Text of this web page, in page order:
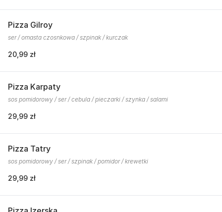
Pizza Gilroy
ser / omasta czosnkowa / szpinak / kurczak
20,99 zł
Pizza Karpaty
sos pomidorowy / ser / cebula / pieczarki / szynka / salami
29,99 zł
Pizza Tatry
sos pomidorowy / ser / szpinak / pomidor / krewetki
29,99 zł